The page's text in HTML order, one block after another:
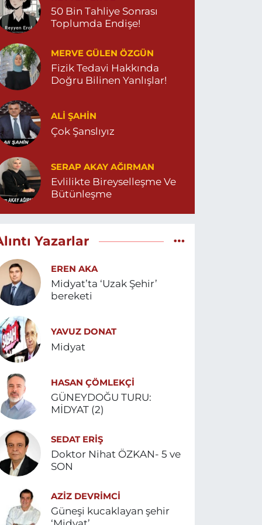
50 Bin Tahliye Sonrası
Toplumda Endişe!
MERVE GÜLEN ÖZGÜN
Fizik Tedavi Hakkında
Doğru Bilinen Yanlışlar!
ALI ŞAHİN
Çok Şanslıyız
SERAP AKAY AĞIRMAN
Evlilikte Bireyselleşme Ve
Bütünleşme
Yazarlar
EREN AKA
Midyat’ta ‘Uzak Şehir’
bereketi
YAVUZ DONAT
Midyat
HASAN ÇÖMLEKÇİ
GÜNEYDOĞU TURU:
MİDYAT (2)
SEDAT ERİŞ
Doktor Nihat ÖZKAN- 5 ve
SON
AZIZ DEVRIMCI
Güneşi kucaklayan şehir